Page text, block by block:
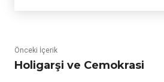
Önceki İçerik
Holigarşi ve Cemokrasi